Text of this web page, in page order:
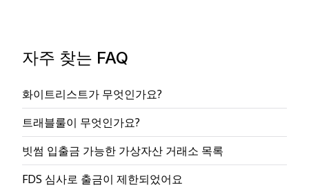
자주 찾는 FAQ
화이트리스트가 무엇인가요?
트래블룰이 무엇인가요?
빗썸 입출금 가능한 가상자산 거래소 목록
FDS 심사로 출금이 제한되었어요